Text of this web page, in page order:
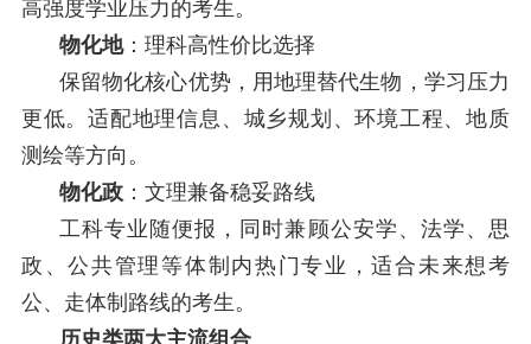
高强度学业压力的考生。
物化地：理科高性价比选择
保留物化核心优势，用地理替代生物，学习压力
更低。适配地理信息、城乡规划、环境工程、地质
测绘等方向。
物化政：文理兼备稳妥路线
工科专业随便报，同时兼顾公安学、法学、思
政、公共管理等体制内热门专业，适合未来想考
公、走体制路线的考生。
历史类两大主流组合